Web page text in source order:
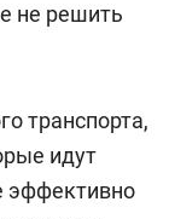
не решить
транспорта,
идут
эффективно